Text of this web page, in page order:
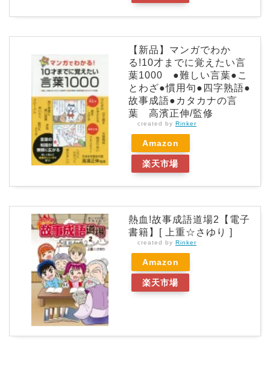
【新品】マンガでわか
る!10才までに覚えたい言
葉1000 ●難しい言葉●こ
とわざ●慣用句●四字熟語●
故事成語●カタカナの言
葉 高濱正伸/監修
created by Rinker
Amazon
楽天市場
熱血!故事成語道場2【電子
書籍】[ 上重☆さゆり ]
created by Rinker
Amazon
楽天市場